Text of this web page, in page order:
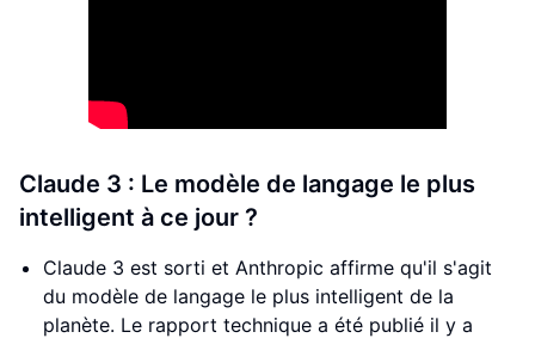
Claude 3 : Le modèle de langage le plus
intelligent à ce jour ?
Claude 3 est sorti et Anthropic affirme qu'il s'agit
du modèle de langage le plus intelligent de la
planète. Le rapport technique a été publié il y a